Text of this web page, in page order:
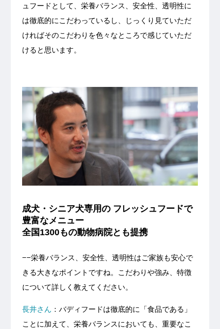
ュフードとして、栄養バランス、安全性、透明性に
は徹底的にこだわっているし、じっくり見ていただ
ければそのこだわりを色々なところで感じていただ
けると思います。
成犬・シニア犬専用の フレッシュフードで
豊富なメニュー
全国1300もの動物病院とも提携
−−栄養バランス、安全性、透明性はご家族も安心で
きる大きなポイントですね。こだわりや強み、特徴
について詳しく教えてください。
長井さん ：バディフードは徹底的に「食品である」
ことに加えて、栄養バランスにおいても、重要なこ